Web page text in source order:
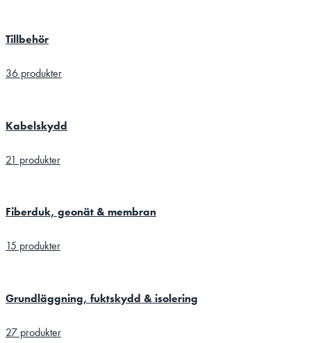
Tillbehör
36 produkter
Kabelskydd
21 produkter
Fiberduk, geonät & membran
15 produkter
Grundläggning, fuktskydd & isolering
27 produkter